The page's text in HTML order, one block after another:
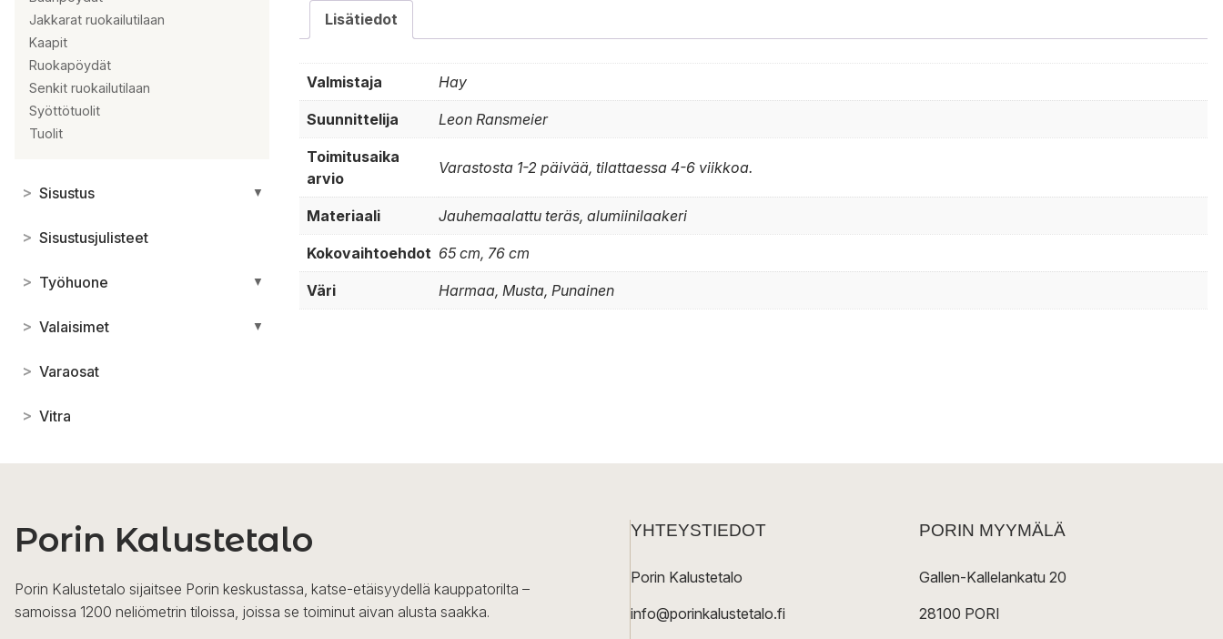
Jakkarat ruokailutilaan
Kaapit
Ruokapöydät
Senkit ruokailutilaan
Syöttötuolit
Tuolit
> Sisustus ▼
> Sisustusjulisteet
> Työhuone ▼
> Valaisimet ▼
> Varaosat
> Vitra
Lisätiedot
Valmistaja Hay
Suunnittelija Leon Ransmeier
Toimitusaika
arvio
Varastosta 1-2 päivää, tilattaessa 4-6 viikkoa.
Materiaali Jauhemaalattu teräs, alumiinilaakeri
Kokovaihtoehdot 65 cm, 76 cm
Väri Harmaa, Musta, Punainen
Porin Kalustetalo
Porin Kalustetalo sijaitsee Porin keskustassa, katse-etäisyydellä kauppatorilta –
samoissa 1200 neliömetrin tiloissa, joissa se toiminut aivan alusta saakka.
YHTEYSTIEDOT
Porin Kalustetalo
info@porinkalustetalo.fi
PORIN MYYMÄLÄ
Gallen-Kallelankatu 20
28100 PORI